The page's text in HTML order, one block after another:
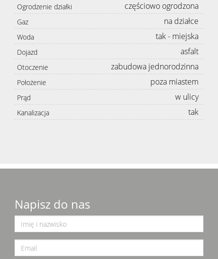
Ogrodzenie działki częściowo ogrodzona
Gaz na działce
Woda tak - miejska
Dojazd asfalt
Otoczenie zabudowa jednorodzinna
Położenie poza miastem
Prąd w ulicy
Kanalizacja tak
Napisz do nas